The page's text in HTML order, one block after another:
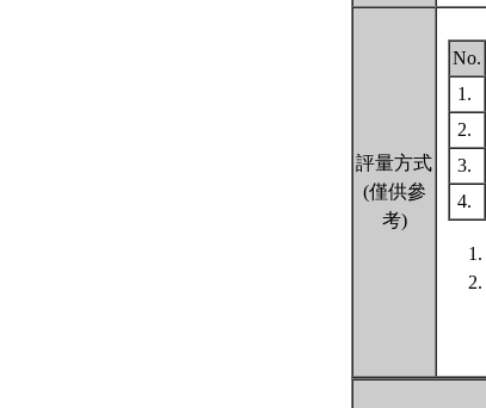
評量方式
(僅供參
考)
No.
1.
2.
3.
4.